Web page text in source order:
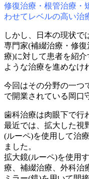
修復治療・根管治療・
わせてレベルの高い治
しかし、日本の現状で
専門家(補綴治療・修
療)に対して患者を紹
ような治療を進めなけ
今回はその分野の一つ
で開業されている岡口
歯科治療は肉眼下で行
最近では、拡大した視
(ルーペ)を使用して治
ました。
拡大鏡(ルーペ)を使用
療、補綴治療、外科治